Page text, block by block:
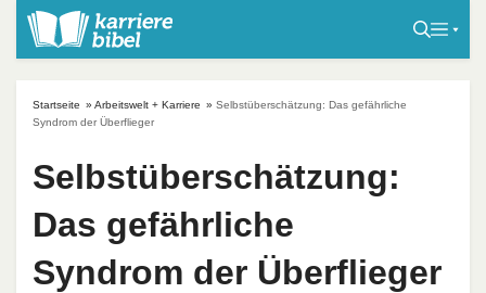
Startseite » Arbeitswelt + Karriere » Selbstüberschätzung: Das gefährliche
Syndrom der Überflieger
Selbstüberschätzung:
Das gefährliche
Syndrom der Überflieger